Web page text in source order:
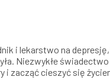
i lekarstwo na
Niezwykłe
i zacząć cieszyć się